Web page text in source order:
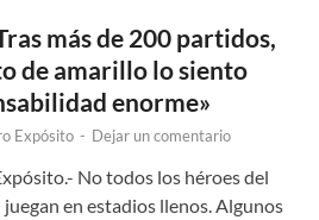
más de 200 partidos,
de amarillo lo siento
enorme»
Expósito - Dejar un comentario
No todos los héroes del
en estadios llenos. Algunos